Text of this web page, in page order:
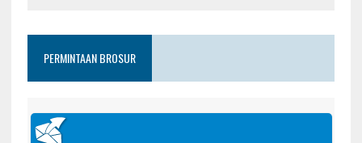
PERMINTAAN BROSUR